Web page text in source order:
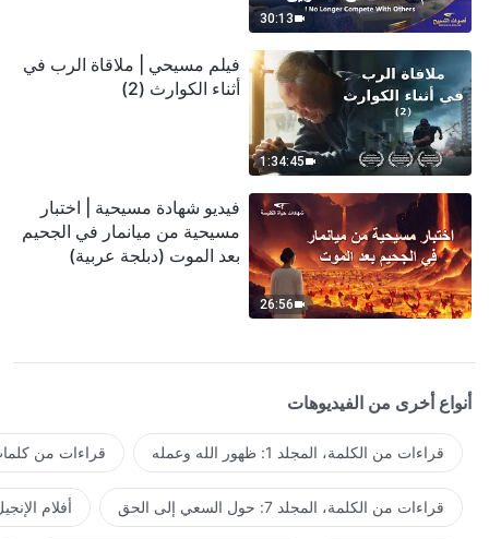
30:13
1:34:45
فيلم مسيحي | ملاقاة الرب في
أثناء الكوارث (2)
26:56
فيديو شهادة مسيحية | اختبار
مسيحية من ميانمار في الجحيم
بعد الموت (دبلجة عربية)
أنواع أخرى من الفيديوهات
قراءات من الكلمة، المجلد 1: ظهور الله وعمله قراءات من
قراءات من الكلمة، المجلد 7: حول السعي إلى الحق أفلام